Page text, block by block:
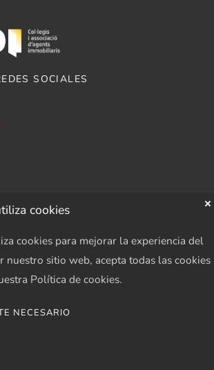
SOCIALES
cookies
cookies para mejorar la experiencia del
nuestro sitio web, acepta todas las cookies
Política de cookies.
NECESARIO